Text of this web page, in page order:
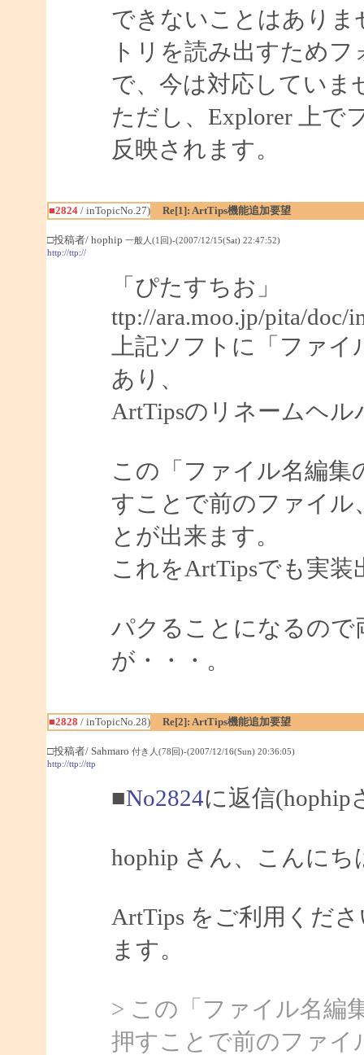
できないことはありま
トリを読み出すため
で、今は対応していま
ただし、Explorer 上で
反映されます。
■2824/ inTopicNo.27) Re[1]: ArtTips機能追加要望
□投稿者/ hophip 一般人(1回)-(2007/12/15(Sat) 22:47:52)
http://ttp://
「ぴたすちお」
ttp://ara.moo.jp/pita/doc/
上記ソフトに「ファ
あり、
ArtTipsのリネームヘ
この「ファイル名編集
すことで前のファイル
とが出来ます。
これをArtTipsでも実
パクることになるので
が・・・。
■2828 / inTopicNo.28) Re[2]: ArtTips機能追加要望
□投稿者/ Sahmaro 付き人(78回)-(2007/12/16(Sun) 20:36:05)
http://ttp://ttp
■No2824に返信(hophip
hophip さん、こんにち
ArtTips をご利用くだ
ます。
> この「ファイル名編
押すことで前のファイ